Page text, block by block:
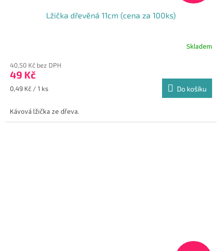
Lžička dřevěná 11cm (cena za 100ks)
produktu
je
5,0
hvězdiček.
Skladem
40,50 Kč bez DPH
49 Kč
Měrná
0,49 Kč / 1 ks Do košíku
Kávová lžička ze dřeva.